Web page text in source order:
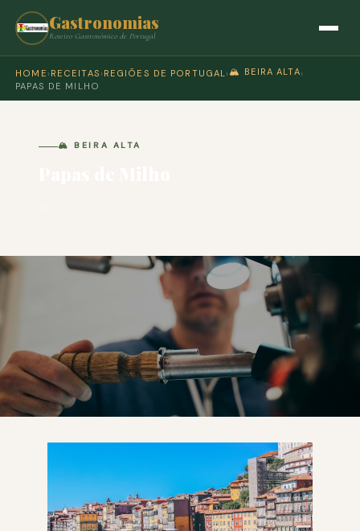
Gastronomias
Roteiro Gastronómico de Portugal
HOME › RECEITAS › REGIÕES DE PORTUGAL ›🏔️ BEIRA ALTA›
PAPAS DE MILHO
🏔️ BEIRA ALTA